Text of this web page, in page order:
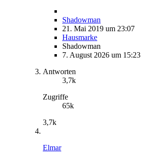
Shadowman
21. Mai 2019 um 23:07
Hausmarke
Shadowman
7. August 2026 um 15:23
Antworten
3,7k
Zugriffe
65k
3,7k
Elmar